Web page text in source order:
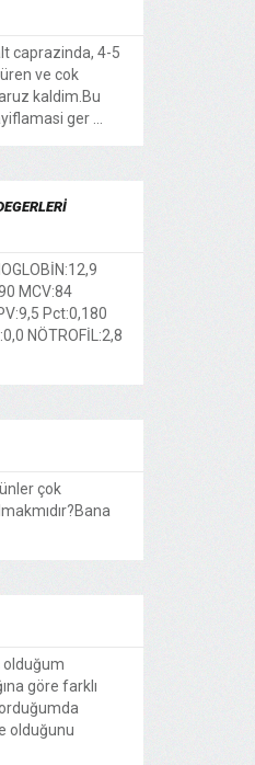
caprazinda, 4-5
ve cok
kaldim.Bu
ger ...
MCV:84
Pct:0,180
NÖTROFİL:2,8
çok
olduğum
göre farklı
olduğunu